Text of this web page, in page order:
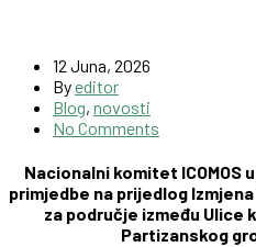
12 Juna, 2026
Byeditor
Blog, novosti
No Comments
Nacionalni komitet ICOMOS
primjedbe na prijedlog
za područje između Ulice
Partizanskog